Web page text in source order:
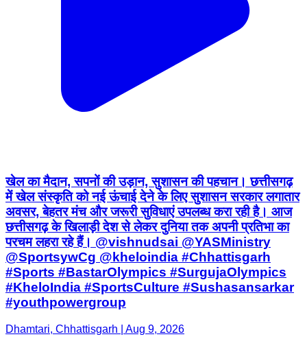
खेल का मैदान, सपनों की उड़ान, सुशासन की पहचान। छत्तीसगढ़
में खेल संस्कृति को नई ऊंचाई देने के लिए सुशासन सरकार लगातार
अवसर, बेहतर मंच और जरूरी सुविधाएं उपलब्ध करा रही है। आज
छत्तीसगढ़ के खिलाड़ी देश से लेकर दुनिया तक अपनी प्रतिभा का
परचम लहरा रहे हैं। @vishnudsai @YASMinistry
@SportsywCg @kheloindia #Chhattisgarh
#Sports #BastarOlympics #SurgujaOlympics
#KheloIndia #SportsCulture #Sushasansarkar
#youthpowergroup
Dhamtari, Chhattisgarh | Aug 9, 2026